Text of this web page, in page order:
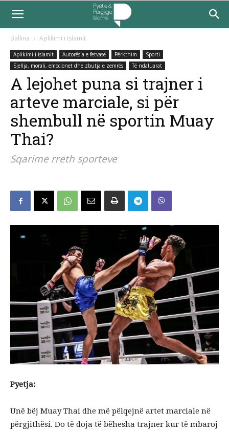
Ballina Aplikimi i islamit
Aplikimi i islamit Autorësia e fetvasë Përkthim
Sporti
Sjellja, morali, emocionet dhe zbutja e zemrës
Të ndaluarat
A lejohet puna si trajner i
arteve marciale, si për
shembull në sportin Muay
Thai?
Sqarime rreth sporteve
Pyetja:
Unë bëj Muay Thai dhe më pëlqejnë artet marciale në
përgjithësi. Do të doja të bëhesha trajner kur të mbaroj